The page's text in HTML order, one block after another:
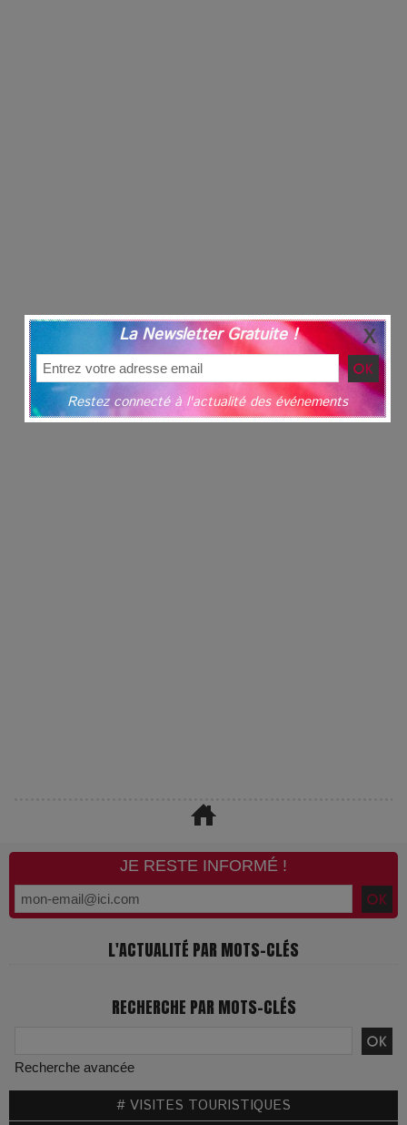
JE RESTE INFORMÉ !
L'ACTUALITÉ PAR MOTS-CLÉS
RECHERCHE PAR MOTS-CLÉS
Recherche avancée
# VISITES TOURISTIQUES
La Newsletter Gratuite !
Restez connecté à l'actualité des événements